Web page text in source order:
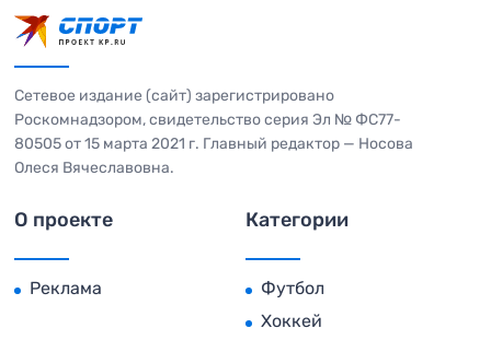
Сетевое издание (сайт) зарегистрировано
Роскомнадзором, свидетельство серия Эл № ФС77-
80505 от 15 марта 2021 г. Главный редактор — Носова
Олеся Вячеславовна.
О проекте
Реклама
Категории
Футбол
Хоккей